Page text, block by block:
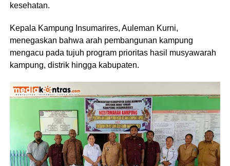
kesehatan.
Kepala Kampung Insumarires, Auleman Kurni,
menegaskan bahwa arah pembangunan kampung
mengacu pada tujuh program prioritas hasil musyawarah
kampung, distrik hingga kabupaten.